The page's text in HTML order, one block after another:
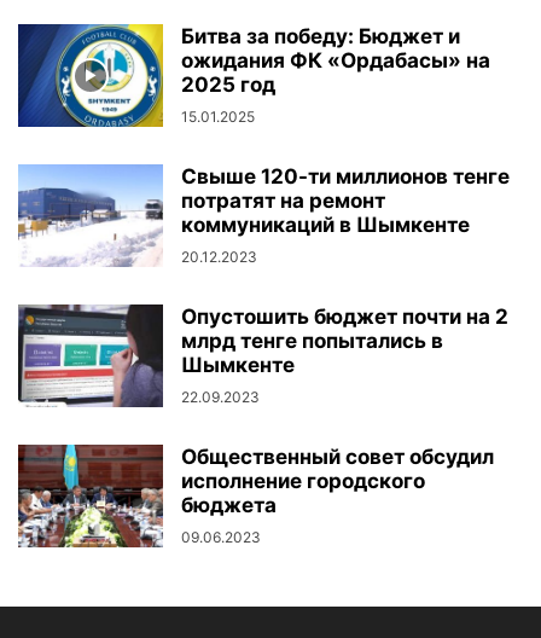
Битва за победу: Бюджет и
ожидания ФК «Ордабасы» на
2025 год
15.01.2025
Свыше 120-ти миллионов тенге
потратят на ремонт
коммуникаций в Шымкенте
20.12.2023
Опустошить бюджет почти на 2
млрд тенге попытались в
Шымкенте
22.09.2023
Общественный совет обсудил
исполнение городского
бюджета
09.06.2023